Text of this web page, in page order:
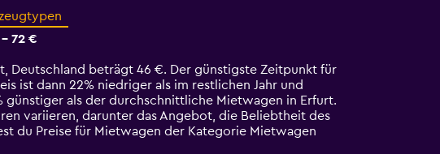
72 €
Deutschland beträgt 46 €. Der günstigste Zeitpunkt für
ist dann 22% niedriger als im restlichen Jahr und
günstiger als der durchschnittliche Mietwagen in Erfurt.
variieren, darunter das Angebot, die Beliebtheit des
du Preise für Mietwagen der Kategorie Mietwagen